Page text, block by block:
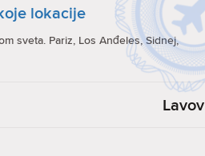
lokacije
sveta. Pariz, Los Anđeles, Sidnej,
Lavov